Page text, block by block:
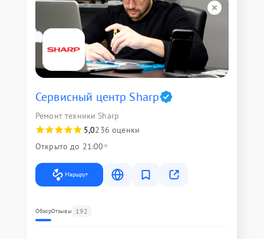
Сервисный центр Sharp
Ремонт техники Sharp
5,0236 оценки
Открыто до 21:00
Маршрут
ОбзорОтзывы 192